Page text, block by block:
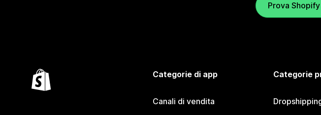
Prova
Categorie di app
Canali di vendita
Categorie